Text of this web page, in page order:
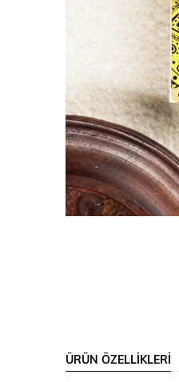
ÜRÜN ÖZELLIKLERI